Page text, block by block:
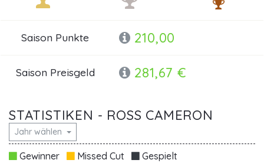
Saison Punkte 210,00
Saison Preisgeld 281,67 €
STATISTIKEN - ROSS CAMERON
Jahr wählen
Gewinner Missed Cut
Gespielt